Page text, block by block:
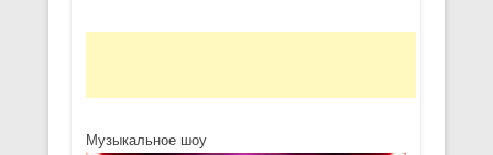
Музыкальное шоу